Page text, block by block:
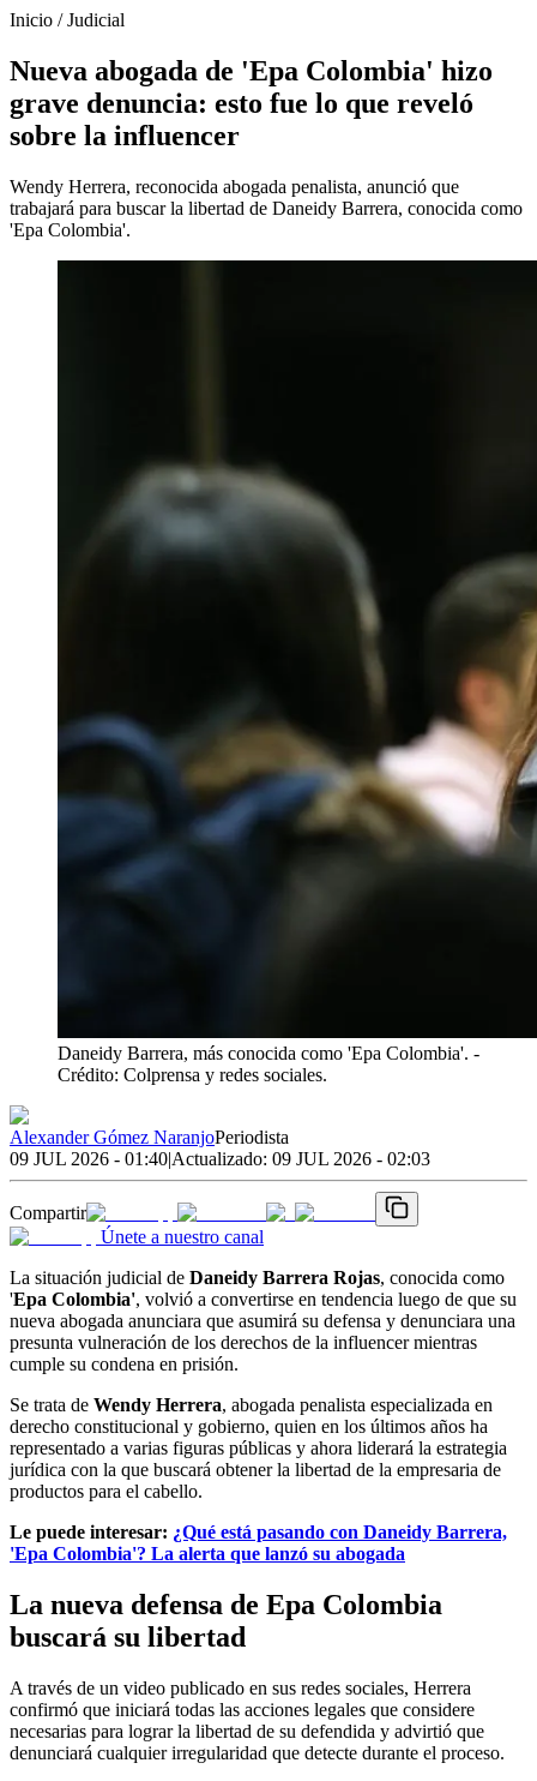
Inicio /Judicial
Nueva abogada de 'Epa Colombia' hizo
grave denuncia: esto fue lo que reveló
sobre la influencer
Wendy Herrera, reconocida abogada penalista, anunció que
trabajará para buscar la libertad de Daneidy Barrera, conocida como
'Epa Colombia'.
Daneidy Barrera, más conocida como 'Epa Colombia'. -
Crédito: Colprensa y redes sociales.
Alexander Gómez NaranjoPeriodista
09 JUL 2026 - 01:40|Actualizado: 09 JUL 2026 - 02:03
Compartir
Únete a nuestro canal
La situación judicial de Daneidy Barrera Rojas, conocida como
'Epa Colombia', volvió a convertirse en tendencia luego de que su
nueva abogada anunciara que asumirá su defensa y denunciara una
presunta vulneración de los derechos de la influencer mientras
cumple su condena en prisión.
Se trata de Wendy Herrera, abogada penalista especializada en
derecho constitucional y gobierno, quien en los últimos años ha
representado a varias figuras públicas y ahora liderará la estrategia
jurídica con la que buscará obtener la libertad de la empresaria de
productos para el cabello.
Le puede interesar: ¿Qué está pasando con Daneidy Barrera,
'Epa Colombia'? La alerta que lanzó su abogada
La nueva defensa de Epa Colombia
buscará su libertad
A través de un video publicado en sus redes sociales, Herrera
confirmó que iniciará todas las acciones legales que considere
necesarias para lograr la libertad de su defendida y advirtió que
denunciará cualquier irregularidad que detecte durante el proceso.